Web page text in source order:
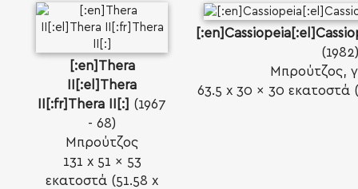
[:en]Thera
II[:el]Thera
II[:fr]Thera II[:] (1967
- 68)
Μπρούτζος
131 x 51 x 53
εκατοστά (51.58 x
(1982)
Μπρούτζος,
63.5 x 30 x 30 εκατοστά